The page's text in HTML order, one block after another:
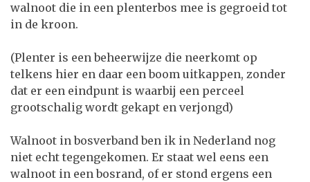
walnoot die in een plenterbos mee is gegroeid tot
in de kroon.
(Plenter is een beheerwijze die neerkomt op
telkens hier en daar een boom uitkappen, zonder
dat er een eindpunt is waarbij een perceel
grootschalig wordt gekapt en verjongd)
Walnoot in bosverband ben ik in Nederland nog
niet echt tegengekomen. Er staat wel eens een
walnoot in een bosrand, of er stond ergens een